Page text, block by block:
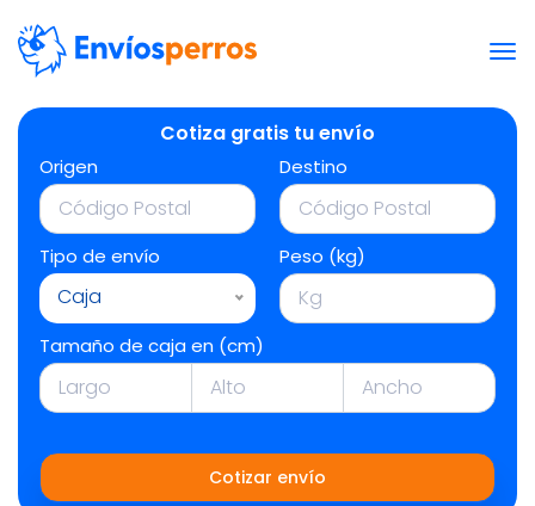
Cotiza gratis tu envío
Origen Destino
Tipo de envío
Caja
Peso (kg)
Tamaño de caja en (cm)
Cotizar envío